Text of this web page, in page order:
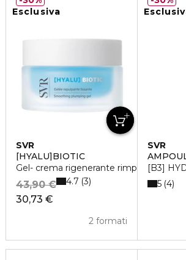
Esclusiva
SVR
[HYALU]BIOTIC
Gel- crema rigenerante rimpolpante
30,73 €
43,90 €
2 formati
4.7 3
SVR
[B3]
5 4